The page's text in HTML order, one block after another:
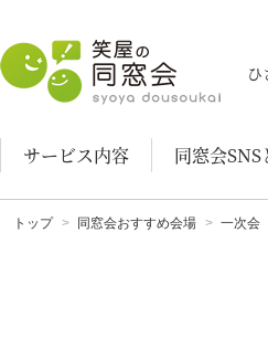
笑屋の同窓会
サービス内容 同窓会SNS
トップ 同窓会おすすめ会場 一次会